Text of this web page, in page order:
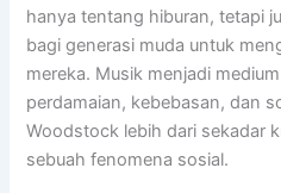
hanya tentang hiburan, tetapi
bagi generasi muda untuk
mereka. Musik menjadi
perdamaian, kebebasan, dan
Woodstock lebih dari sekadar
sebuah fenomena sosial.